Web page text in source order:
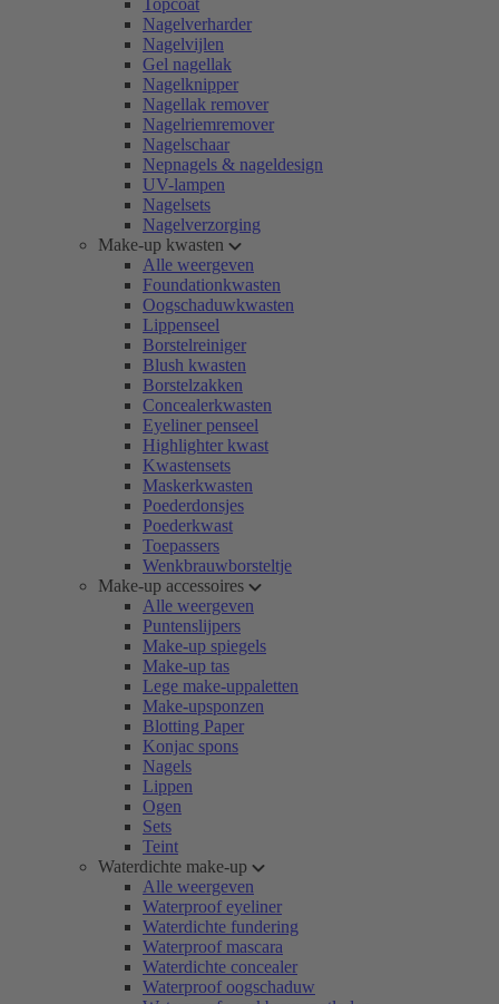
Topcoat
Nagelverharder
Nagelvijlen
Gel nagellak
Nagelknipper
Nagellak remover
Nagelriemremover
Nagelschaar
Nepnagels & nageldesign
UV-lampen
Nagelsets
Nagelverzorging
Make-up kwasten
Alle weergeven
Foundationkwasten
Oogschaduwkwasten
Lippenseel
Borstelreiniger
Blush kwasten
Borstelzakken
Concealerkwasten
Eyeliner penseel
Highlighter kwast
Kwastensets
Maskerkwasten
Poederdonsjes
Poederkwast
Toepassers
Wenkbrauwborsteltje
Make-up accessoires
Alle weergeven
Puntenslijpers
Make-up spiegels
Make-up tas
Lege make-uppaletten
Make-upsponzen
Blotting Paper
Konjac spons
Nagels
Lippen
Ogen
Sets
Teint
Waterdichte make-up
Alle weergeven
Waterproof eyeliner
Waterdichte fundering
Waterproof mascara
Waterdichte concealer
Waterproof oogschaduw